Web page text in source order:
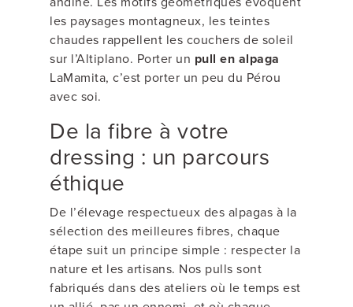
les paysages montagneux, les teintes
chaudes rappellent les couchers de soleil
sur l’Altiplano. Porter un pull en alpaga
LaMamita, c’est porter un peu du Pérou
avec soi.
De la fibre à votre
dressing : un parcours
éthique
De l’élevage respectueux des alpagas à la
sélection des meilleures fibres, chaque
étape suit un principe simple : respecter la
nature et les artisans. Nos pulls sont
fabriqués dans des ateliers où le temps est